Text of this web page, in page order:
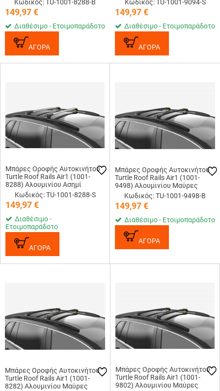
Κωδικός: TU-1001-8288-B
149,97€
Διαθέσιμο - Ετοιμοπαράδοτο
ΑΓΟΡΑ
Κωδικός: TU-1001-9094-S
149,97€
Διαθέσιμο - Ετοιμοπαράδοτο
ΑΓΟΡΑ
Μπάρες Οροφής Αυτοκινήτου
Turtle Roof Rails Air1 (1001-
8288) Αλουμινίου Ασημί
Κωδικός: TU-1001-8288-S
149,97€
Διαθέσιμο -
Ετοιμοπαράδοτο
ΑΓΟΡΑ
Μπάρες Οροφής Αυτοκινήτου
Turtle Roof Rails Air1 (1001-
9498) Αλουμινίου Μαύρες
Κωδικός: TU-1001-9498-B
149,97€
Διαθέσιμο - Ετοιμοπαράδοτο
ΑΓΟΡΑ
Μπάρες Οροφής Αυτοκινήτου
Turtle Roof Rails Air1 (1001-
8282) Αλουμινίου Μαύρες
Μπάρες Οροφής Αυτοκινήτου
Turtle Roof Rails Air1 (1001-
9802) Αλουμινίου Μαύρες